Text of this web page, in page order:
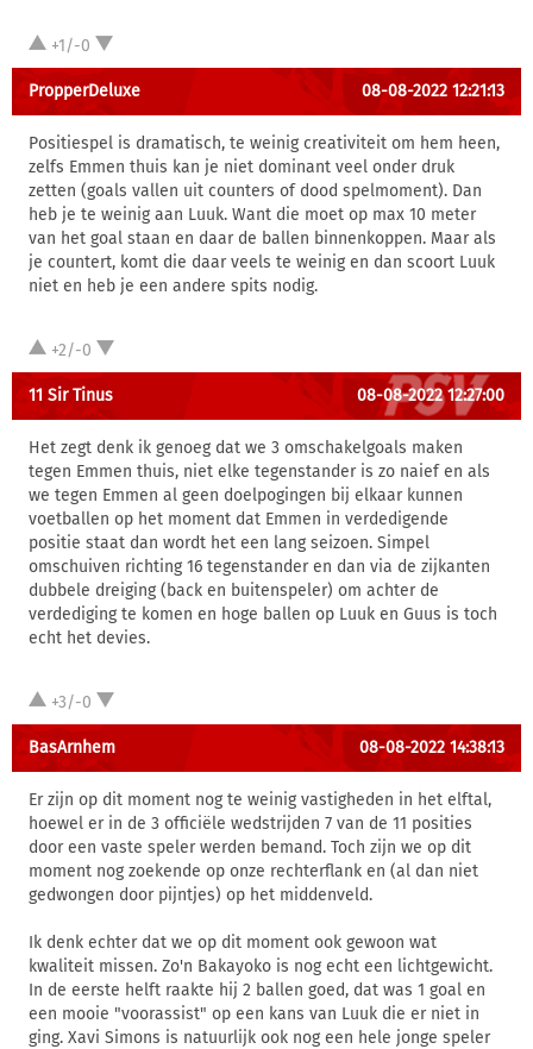
+1/-0
PropperDeluxe 08-08-2022 12:21:13
Positiespel is dramatisch, te weinig creativiteit om hem heen,
zelfs Emmen thuis kan je niet dominant veel onder druk
zetten (goals vallen uit counters of dood spelmoment). Dan
heb je te weinig aan Luuk. Want die moet op max 10 meter
van het goal staan en daar de ballen binnenkoppen. Maar als
je countert, komt die daar veels te weinig en dan scoort Luuk
niet en heb je een andere spits nodig.
+2/-0
11 Sir Tinus 08-08-2022 12:27:00
Het zegt denk ik genoeg dat we 3 omschakelgoals maken
tegen Emmen thuis, niet elke tegenstander is zo naief en als
we tegen Emmen al geen doelpogingen bij elkaar kunnen
voetballen op het moment dat Emmen in verdedigende
positie staat dan wordt het een lang seizoen. Simpel
omschuiven richting 16 tegenstander en dan via de zijkanten
dubbele dreiging (back en buitenspeler) om achter de
verdediging te komen en hoge ballen op Luuk en Guus is toch
echt het devies.
+3/-0
BasArnhem 08-08-2022 14:38:13
Er zijn op dit moment nog te weinig vastigheden in het elftal,
hoewel er in de 3 officiële wedstrijden 7 van de 11 posities
door een vaste speler werden bemand. Toch zijn we op dit
moment nog zoekende op onze rechterflank en (al dan niet
gedwongen door pijntjes) op het middenveld.
Ik denk echter dat we op dit moment ook gewoon wat
kwaliteit missen. Zo'n Bakayoko is nog echt een lichtgewicht.
In de eerste helft raakte hij 2 ballen goed, dat was 1 goal en
een mooie "voorassist" op een kans van Luuk die er niet in
ging. Xavi Simons is natuurlijk ook nog een hele jonge speler